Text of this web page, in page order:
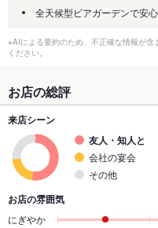
全天候型ビアガーデンで安心
※AIによる要約のため、不正確な情報が
ください。
お店の総評
来店シーン
友人・知人と
会社の宴会
その他
お店の雰囲気
にぎやか